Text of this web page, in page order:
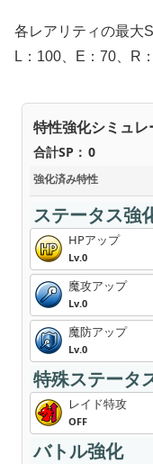
各レアリティの最大
L：100、E：70、R
特性強化シミュレ
合計SP： 0
強化済み特性
ステータス強
HPアップ
Lv.0
魔攻アップ
Lv.0
魔防アップ
Lv.0
特殊ステータ
レイド特攻
OFF
バトル強化